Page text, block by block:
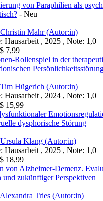
von Paraphilien als
- Neu
Christin Mahr (Autor:in)
Hausarbeit , 2025 , Note: 1,0
7,99
Rollenspiel in der
Tim Hügerich (Autor:in)
Hausarbeit , 2024 , Note: 1,0
15,99
dysphorische Störung
Ursula Klang (Autor:in)
Hausarbeit , 2025 , Note: 1,0
18,99
von Alzheimer-Demenz.
und zukünftiger Perspektiven
Alexandra Tries (Autor:in)